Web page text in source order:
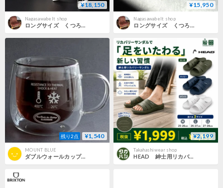
¥18,150
Nagasawabelt shop
¥15,950
Nagasawabelt shop
残り2点 ¥1,540
MOUNT BLUE
ダブルウォールカップ 350ml /保温・保冷ガラス マグカップ 3DM21-102
¥2,199
Takahashiwear shop
HEAD 紳士用リカバリーサンダル👣